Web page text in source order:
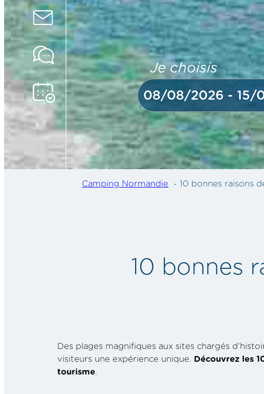
Je choisis
Camping Normandie 10 bonnes raisons
10 bonnes
Des plages magnifiques aux sites chargés
visiteurs une expérience unique. Découvrez les
tourisme.